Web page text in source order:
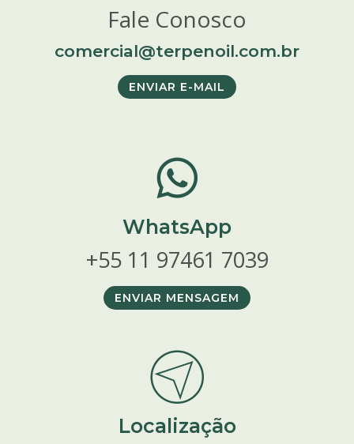
Fale Conosco
comercial@terpenoil.com.br
ENVIAR E-MAIL
WhatsApp
+55 11 97461 7039
ENVIAR MENSAGEM
Localização